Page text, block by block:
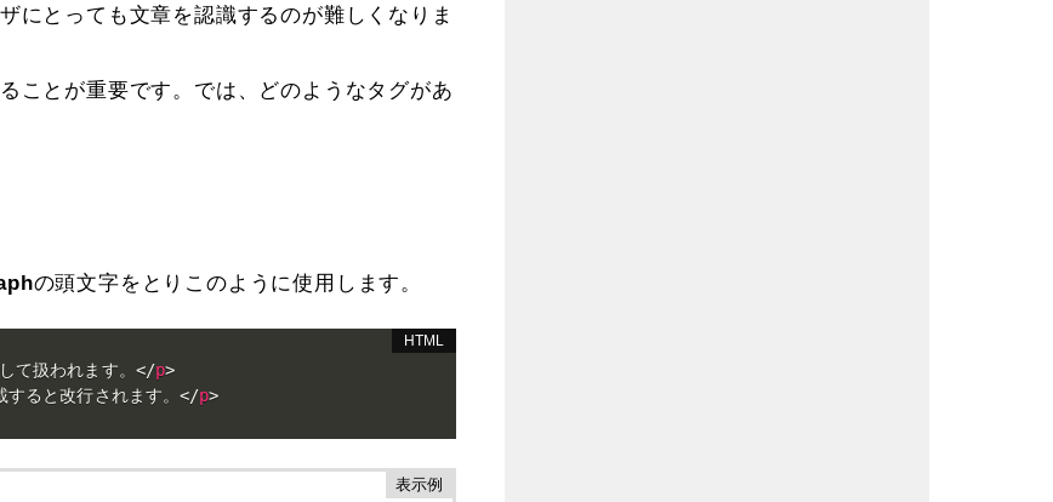
にとっても文章を認識するのが難しくなりま
ことが重要です。では、どのようなタグがあ
の頭文字をとりこのように使用します。
て扱われます。 </p>
すると改行されます。</p>